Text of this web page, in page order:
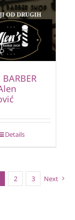
Details
2 3 Next